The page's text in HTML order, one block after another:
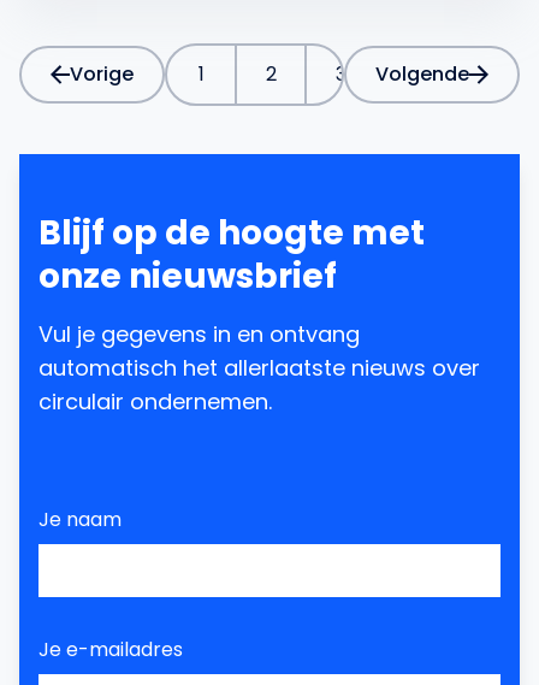
Vorige 1 2 3 4 5
Volgende
Blijf op de hoogte met
onze nieuwsbrief
Vul je gegevens in en ontvang
automatisch het allerlaatste nieuws over
circulair ondernemen.
Je naam
Je e-mailadres